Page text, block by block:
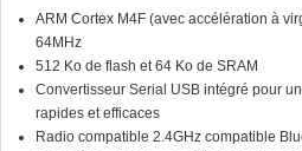
ARM Cortex M4F (avec accélération à
64MHz
512 Ko de flash et 64 Ko de SRAM
Convertisseur Serial USB intégré pour
rapides et efficaces
Radio compatible 2.4GHz compatible